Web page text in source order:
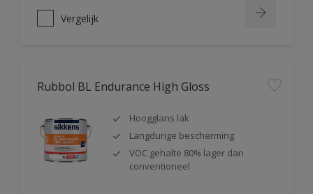
Vergelijk
Rubbol BL Endurance High Gloss
Hoogglans lak
Langdurige bescherming
VOC gehalte 80% lager dan
conventioneel